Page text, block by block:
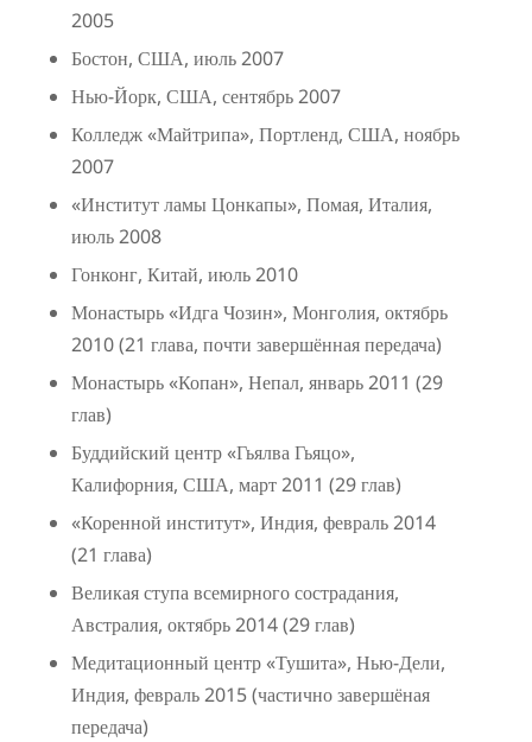
2005
Бостон, США, июль 2007
Нью-Йорк, США, сентябрь 2007
Колледж «Майтрипа», Портленд, США, ноябрь
2007
«Институт ламы Цонкапы», Помая, Италия,
июль 2008
Гонконг, Китай, июль 2010
Монастырь «Идга Чозин», Монголия, октябрь
2010 (21 глава, почти завершённая передача)
Монастырь «Копан», Непал, январь 2011 (29
глав)
Буддийский центр «Гьялва Гьяцо»,
Калифорния, США, март 2011 (29 глав)
«Коренной институт», Индия, февраль 2014
(21 глава)
Великая ступа всемирного сострадания,
Австралия, октябрь 2014 (29 глав)
Медитационный центр «Тушита», Нью-Дели,
Индия, февраль 2015 (частично завершёная
передача)